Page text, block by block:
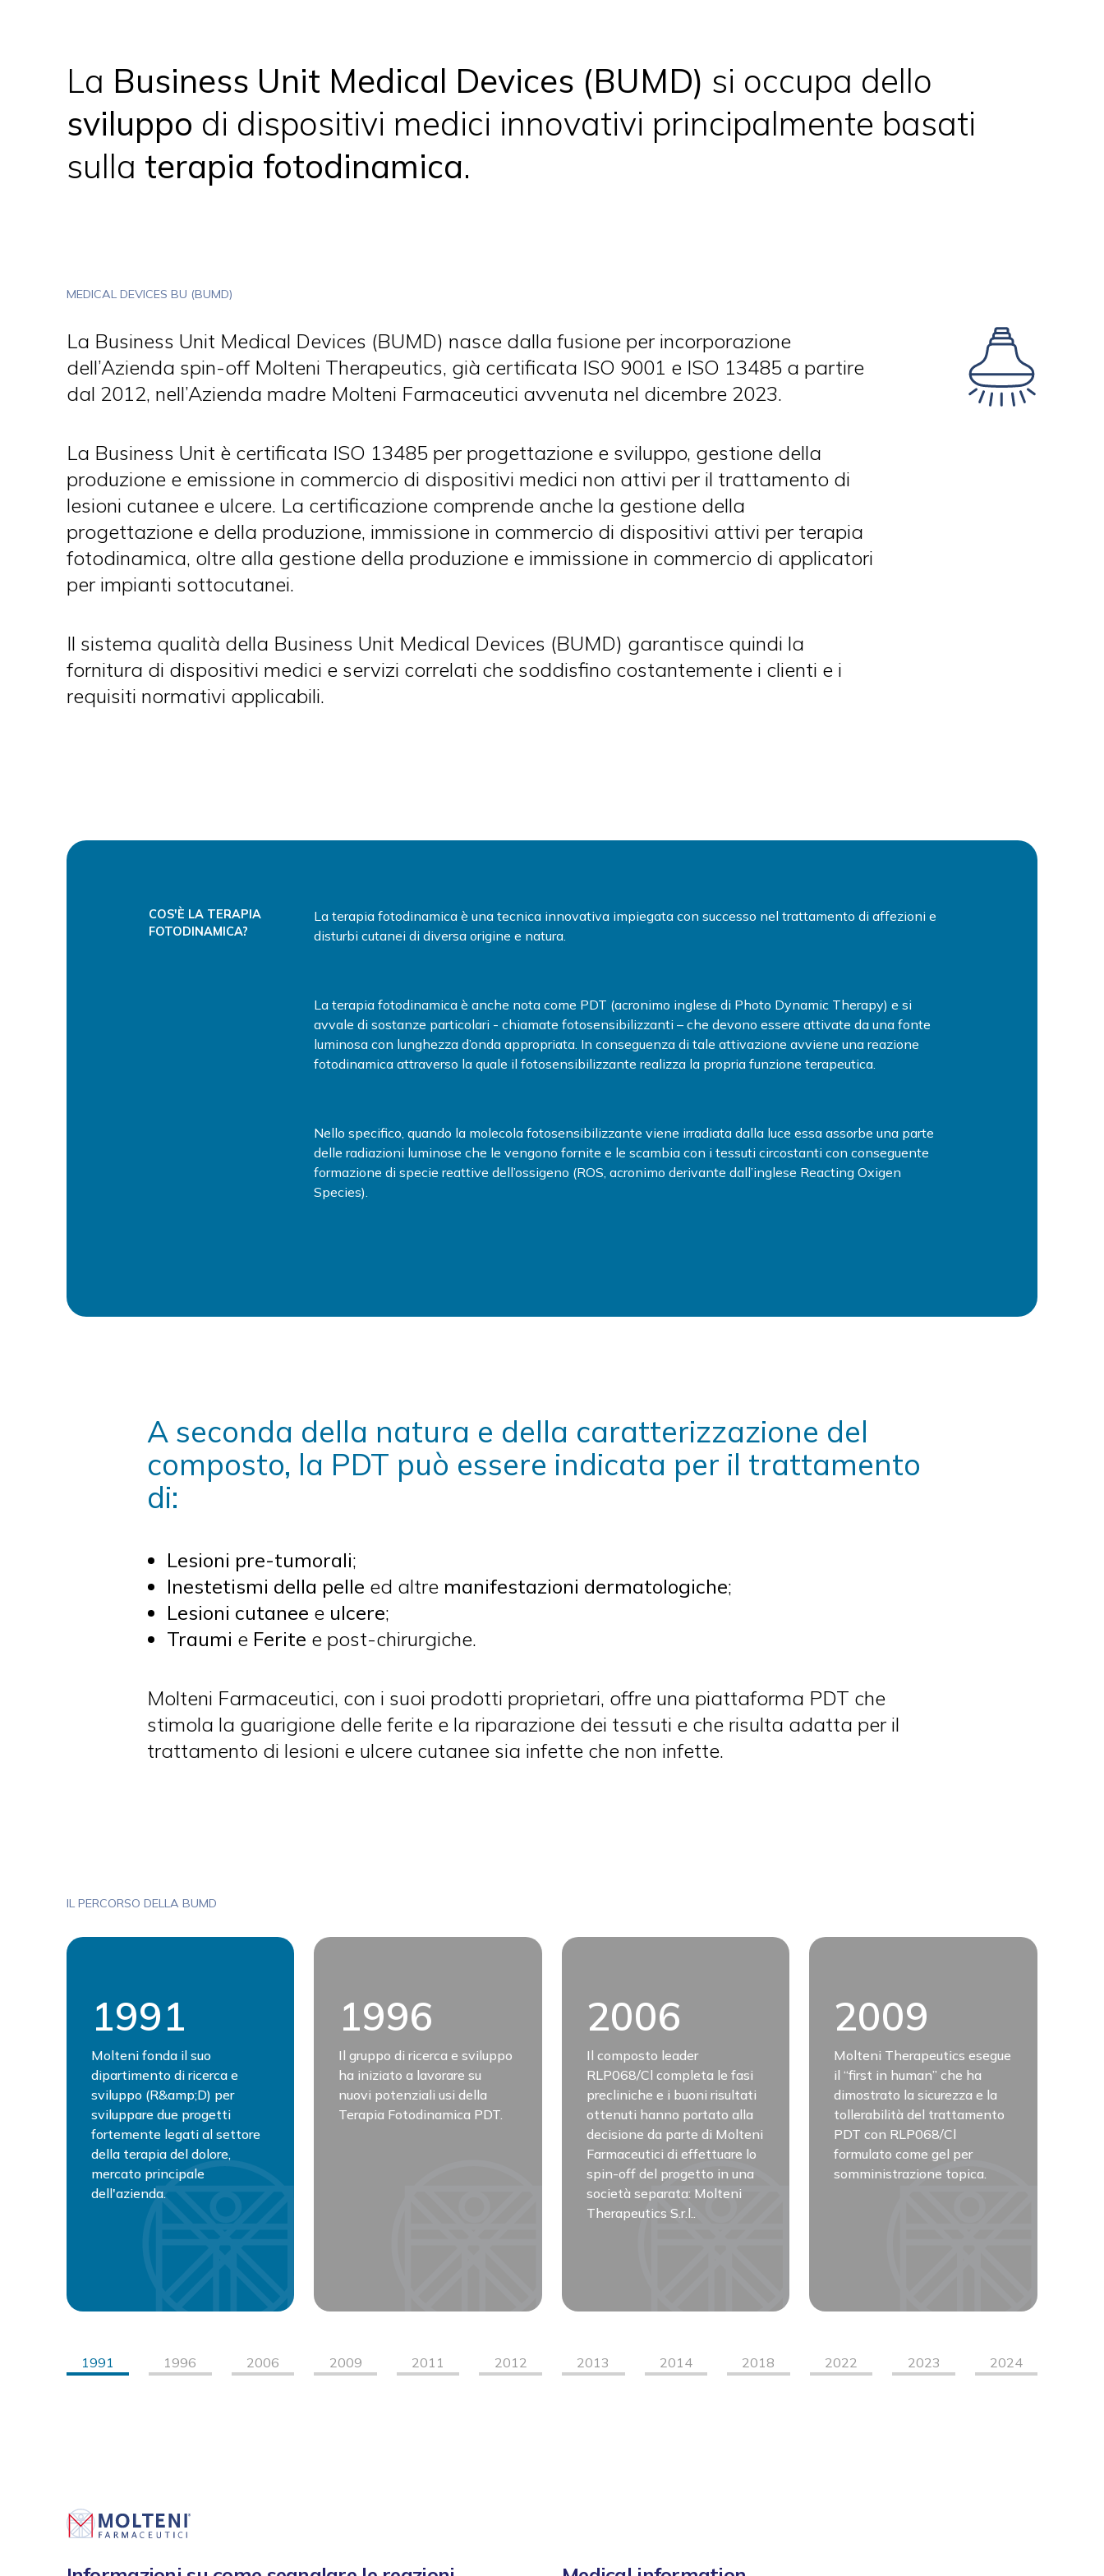
La Business Unit Medical Devices (BUMD) si occupa dello
sviluppo di dispositivi medici innovativi principalmente basati
sulla terapia fotodinamica.
MEDICAL DEVICES BU (BUMD)
La Business Unit Medical Devices (BUMD) nasce dalla fusione per incorporazione
dell’Azienda spin-off Molteni Therapeutics, già certificata ISO 9001 e ISO 13485 a partire
dal 2012, nell’Azienda madre Molteni Farmaceutici avvenuta nel dicembre 2023.
La Business Unit è certificata ISO 13485 per progettazione e sviluppo, gestione della
produzione e emissione in commercio di dispositivi medici non attivi per il trattamento di
lesioni cutanee e ulcere. La certificazione comprende anche la gestione della
progettazione e della produzione, immissione in commercio di dispositivi attivi per terapia
fotodinamica, oltre alla gestione della produzione e immissione in commercio di applicatori
per impianti sottocutanei.
Il sistema qualità della Business Unit Medical Devices (BUMD) garantisce quindi la
fornitura di dispositivi medici e servizi correlati che soddisfino costantemente i clienti e i
requisiti normativi applicabili.
COS'È LA TERAPIA
FOTODINAMICA?
La terapia fotodinamica è una tecnica innovativa impiegata con successo nel trattamento di affezioni e
disturbi cutanei di diversa origine e natura.
La terapia fotodinamica è anche nota come PDT (acronimo inglese di Photo Dynamic Therapy) e si
avvale di sostanze particolari - chiamate fotosensibilizzanti – che devono essere attivate da una fonte
luminosa con lunghezza d’onda appropriata. In conseguenza di tale attivazione avviene una reazione
fotodinamica attraverso la quale il fotosensibilizzante realizza la propria funzione terapeutica.
Nello specifico, quando la molecola fotosensibilizzante viene irradiata dalla luce essa assorbe una parte
delle radiazioni luminose che le vengono fornite e le scambia con i tessuti circostanti con conseguente
formazione di specie reattive dell’ossigeno (ROS, acronimo derivante dall’inglese Reacting Oxigen
Species).
A seconda della natura e della caratterizzazione del
composto, la PDT può essere indicata per il trattamento
di:
Lesioni pre-tumorali;
Inestetismi della pelle ed altre manifestazioni dermatologiche;
Lesioni cutanee e ulcere;
Traumi e Ferite e post-chirurgiche.
Molteni Farmaceutici, con i suoi prodotti proprietari, offre una piattaforma PDT che
stimola la guarigione delle ferite e la riparazione dei tessuti e che risulta adatta per il
trattamento di lesioni e ulcere cutanee sia infette che non infette.
IL PERCORSO DELLA BUMD
1991
Molteni fonda il suo
dipartimento di ricerca e
sviluppo (R&amp;D) per
sviluppare due progetti
fortemente legati al settore
della terapia del dolore,
mercato principale
dell'azienda.
1996
Il gruppo di ricerca e sviluppo
ha iniziato a lavorare su
nuovi potenziali usi della
Terapia Fotodinamica PDT.
2006
Il composto leader
RLP068/Cl completa le fasi
precliniche e i buoni risultati
ottenuti hanno portato alla
decisione da parte di Molteni
Farmaceutici di effettuare lo
spin-off del progetto in una
società separata: Molteni
Therapeutics S.r.l..
2009
Molteni Therapeutics esegue
il “first in human” che ha
dimostrato la sicurezza e la
tollerabilità del trattamento
PDT con RLP068/Cl
formulato come gel per
somministrazione topica.
1991 1996 2006 2009 2011 2012 2013 2014 2018 2022 2023 2024